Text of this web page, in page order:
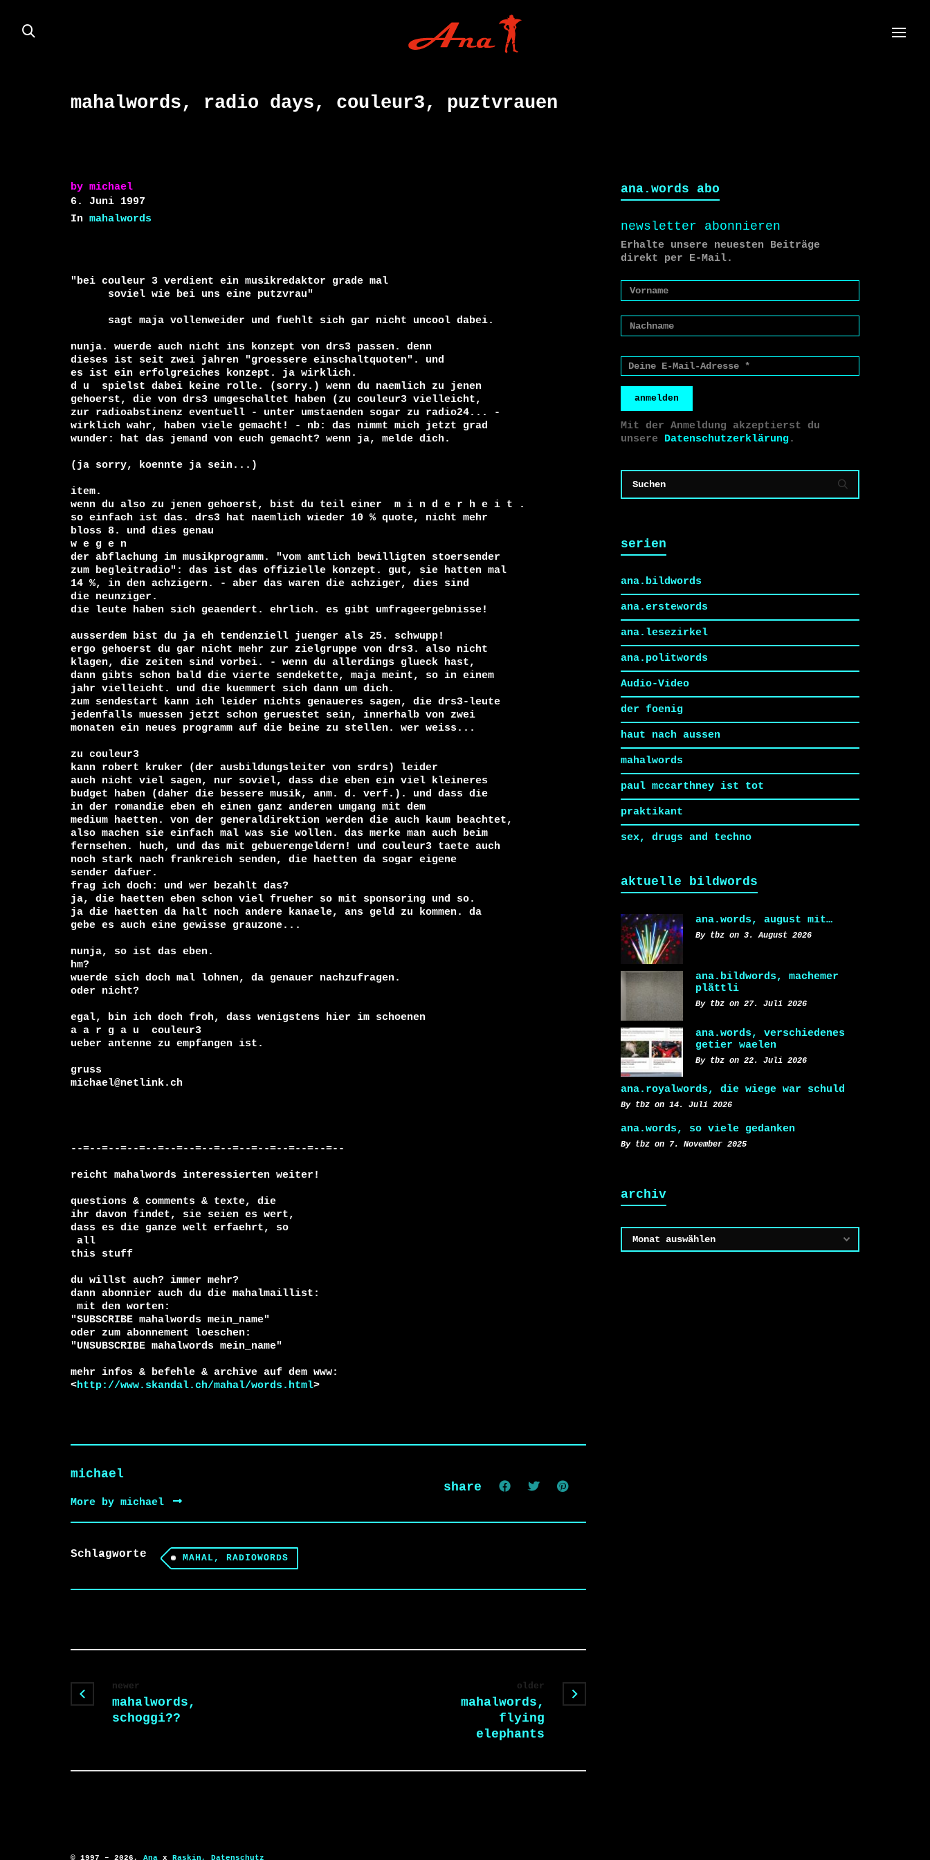
mahalwords, radio days, couleur3, puztvrauen
by michael
6. Juni 1997
In mahalwords
"bei couleur 3 verdient ein musikredaktor grade mal
nunja. wuerde auch nicht ins konzept von drs3 passen. denn
dieses ist seit zwei jahren "groessere einschaltquoten". und
es ist ein erfolgreiches konzept. ja wirklich.
d u  spielst dabei keine rolle. (sorry.) wenn du naemlich zu jenen
gehoerst, die von drs3 umgeschaltet haben (zu couleur3 vielleicht,
zur radioabstinenz eventuell - unter umstaenden sogar zu radio24... -
wirklich wahr, haben viele gemacht! - nb: das nimmt mich jetzt grad
wunder: hat das jemand von euch gemacht? wenn ja, melde dich.
(ja sorry, koennte ja sein...)
item.
wenn du also zu jenen gehoerst, bist du teil einer  m i n d e r h e i t .
so einfach ist das. drs3 hat naemlich wieder 10 % quote, nicht mehr
bloss 8. und dies genau
w e g e n
der abflachung im musikprogramm. "vom amtlich bewilligten stoersender
zum begleitradio": das ist das offizielle konzept. gut, sie hatten mal
14 %, in den achzigern. - aber das waren die achziger, dies sind
die neunziger.
die leute haben sich geaendert. ehrlich. es gibt umfrageergebnisse!
ausserdem bist du ja eh tendenziell juenger als 25. schwupp!
ergo gehoerst du gar nicht mehr zur zielgruppe von drs3. also nicht
klagen, die zeiten sind vorbei. - wenn du allerdings glueck hast,
dann gibts schon bald die vierte sendekette, maja meint, so in einem
jahr vielleicht. und die kuemmert sich dann um dich.
zum sendestart kann ich leider nichts genaueres sagen, die drs3-leute
jedenfalls muessen jetzt schon geruestet sein, innerhalb von zwei
monaten ein neues programm auf die beine zu stellen. wer weiss...
zu couleur3
kann robert kruker (der ausbildungsleiter von srdrs) leider
auch nicht viel sagen, nur soviel, dass die eben ein viel kleineres
budget haben (daher die bessere musik, anm. d. verf.). und dass die
in der romandie eben eh einen ganz anderen umgang mit dem
medium haetten. von der generaldirektion werden die auch kaum beachtet,
also machen sie einfach mal was sie wollen. das merke man auch beim
fernsehen. huch, und das mit gebuerengeldern! und couleur3 taete auch
noch stark nach frankreich senden, die haetten da sogar eigene
sender dafuer.
frag ich doch: und wer bezahlt das?
ja, die haetten eben schon viel frueher so mit sponsoring und so.
ja die haetten da halt noch andere kanaele, ans geld zu kommen. da
gebe es auch eine gewisse grauzone...
nunja, so ist das eben.
hm?
wuerde sich doch mal lohnen, da genauer nachzufragen.
oder nicht?
egal, bin ich doch froh, dass wenigstens hier im schoenen
a a r g a u  couleur3
ueber antenne zu empfangen ist.
gruss
michael@netlink.ch
--=--=--=--=--=--=--=--=--=--=--=--=--=--=--
reicht mahalwords interessierten weiter!
questions & comments & texte, die
ihr davon findet, sie seien es wert,
this stuff
du willst auch? immer mehr?
"SUBSCRIBE mahalwords mein_name"
oder zum abonnement loeschen:
"UNSUBSCRIBE mahalwords mein_name"
mehr infos & befehle & archive auf dem www:
<http://www.skandal.ch/mahal/words.html>
michael
More by michael
share
Schlagworte MAHAL, RADIOWORDS
newer
mahalwords,
schoggi??
older
mahalwords,
flying
elephants
ana.words abo
newsletter abonnieren
Erhalte unsere neuesten Beiträge
direkt per E-Mail.
anmelden
Mit der Anmeldung akzeptierst du
unsere Datenschutzerklärung.
serien
ana.bildwords
ana.erstewords
ana.lesezirkel
ana.politwords
Audio-Video
der foenig
haut nach aussen
mahalwords
paul mccarthney ist tot
praktikant
sex, drugs and techno
aktuelle bildwords
ana.words, august mit…
By tbz on 3. August 2026
ana.bildwords, machemer
plättli
By tbz on 27. Juli 2026
ana.words, verschiedenes
getier waelen
By tbz on 22. Juli 2026
ana.royalwords, die wiege war schuld
By tbz on 14. Juli 2026
ana.words, so viele gedanken
By tbz on 7. November 2025
archiv
© 1997 – 2026, Ana x Raskin, Datenschutz